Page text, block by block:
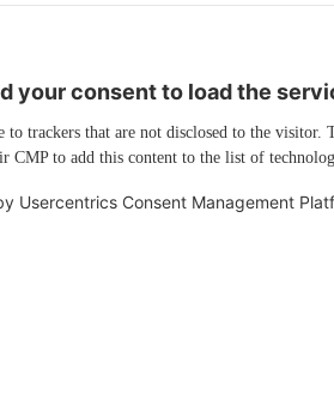
your consent to load the
trackers that are not disclosed to the visitor.
CMP to add this content to the list of
Usercentrics Consent Management